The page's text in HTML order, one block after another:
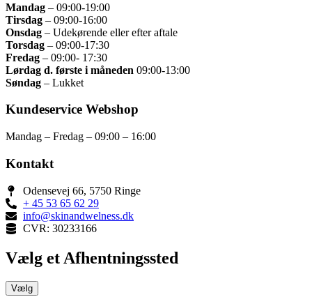
Mandag – 09:00-19:00
Tirsdag – 09:00-16:00
Onsdag – Udekørende eller efter aftale
Torsdag – 09:00-17:30
Fredag – 09:00- 17:30
Lørdag d. første i måneden 09:00-13:00
Søndag – Lukket
Kundeservice Webshop
Mandag – Fredag – 09:00 – 16:00
Kontakt
Odensevej 66, 5750 Ringe
+ 45 53 65 62 29
info@skinandwelness.dk
CVR: 30233166
Vælg et Afhentningssted
Vælg